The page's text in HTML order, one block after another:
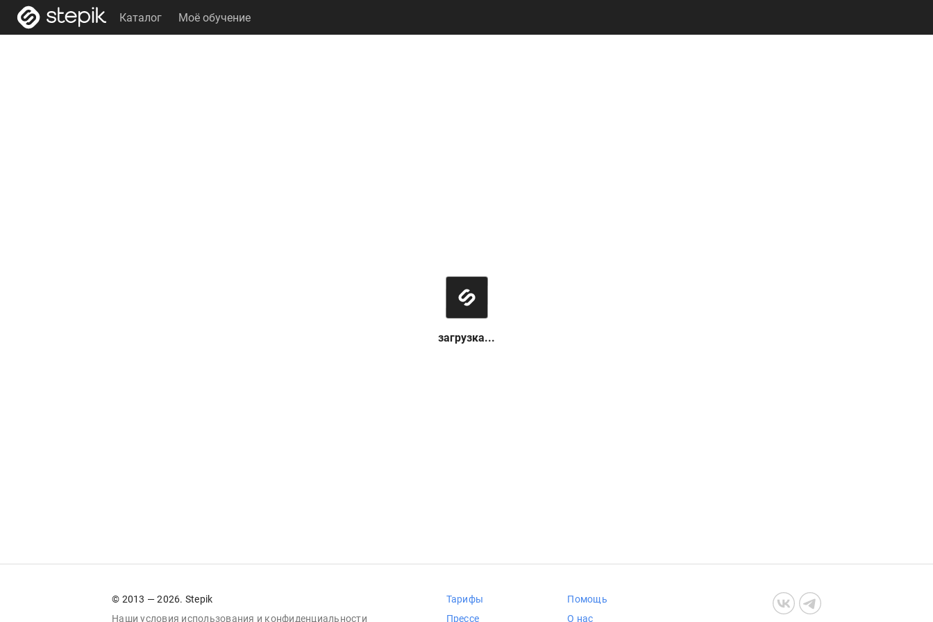
Каталог Моё обучение
загрузка...
© 2013 — 2026. Stepik
Наши условия использования и конфиденциальности
Тарифы
Прессе
Помощь
О нас